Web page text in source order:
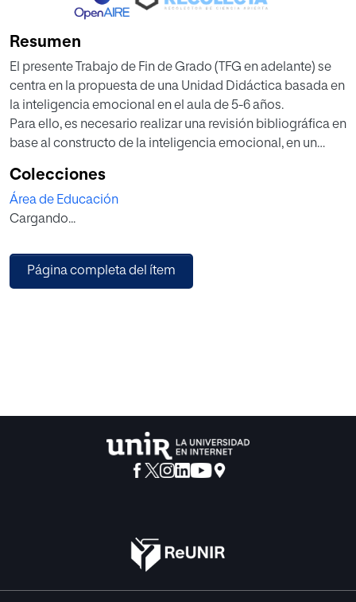
Resumen
El presente Trabajo de Fin de Grado (TFG en adelante) se
centra en la propuesta de una Unidad Didáctica basada en
la inteligencia emocional en el aula de 5-6 años.
Para ello, es necesario realizar una revisión bibliográfica en
base al constructo de la inteligencia emocional, en un
diversos autores que lleva a la conceptualización de las
emociones y de las competencias emocionales. Antes de
dar paso a la Unidad Didáctica, en la que se muestra cómo
conocer las características del desarrollo emocional de
los niños en esta etapa educativa así como los beneficios
Colecciones
Área de Educación
Cargando...
Página completa del ítem